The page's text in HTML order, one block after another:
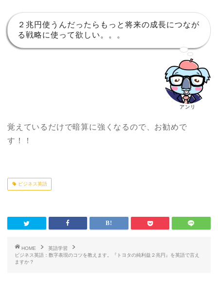
２兆円使うんだったらもっと将来の成長につなが
る戦略に使って欲しい。。。
アンリ
覚えているだけで暗算に強くなるので、お勧めで
す！！
ビジネス英語
HOME
英語学習
ビジネス英語：数字表現のコツを教えます。『トヨタの純利益２兆円』を英語で言え
ますか？